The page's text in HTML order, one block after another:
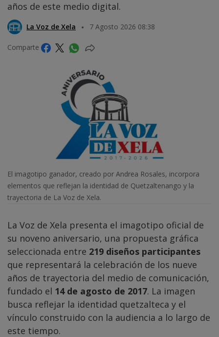
años de este medio digital.
La Voz de Xela 7 Agosto 2026 08:38
Comparte
El imagotipo ganador, creado por Andrea Rosales, incorpora
elementos que reflejan la identidad de Quetzaltenango y la
trayectoria de La Voz de Xela.
La Voz de Xela presenta el imagotipo oficial de
su noveno aniversario, una propuesta gráfica
seleccionada entre 219 diseños participantes
que representará la celebración de los nueve
años de trayectoria del medio de comunicación,
fundado el 14 de agosto de 2017. La imagen
busca reflejar la identidad quetzalteca y el
vínculo construido con la audiencia a lo largo de
este tiempo.